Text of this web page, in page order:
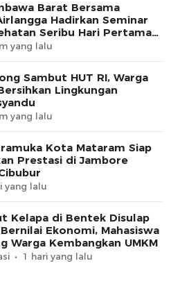
Barat Bersama
Hadirkan Seminar
Seribu Hari Pertama
yang lalu
Sambut HUT RI, Warga
Lingkungan
yang lalu
Kota Mataram Siap
Prestasi di Jambore
yang lalu
Kelapa di Bentek Disulap
Ekonomi, Mahasiswa
Warga Kembangkan UMKM
1 hari yang lalu